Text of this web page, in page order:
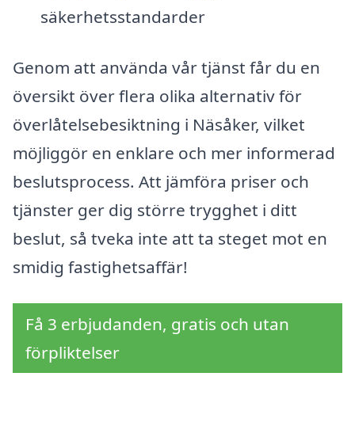
säkerhetsstandarder
Genom att använda vår tjänst får du en
översikt över flera olika alternativ för
överlåtelsebesiktning i Näsåker, vilket
möjliggör en enklare och mer informerad
beslutsprocess. Att jämföra priser och
tjänster ger dig större trygghet i ditt
beslut, så tveka inte att ta steget mot en
smidig fastighetsaffär!
Få 3 erbjudanden, gratis och utan
förpliktelser